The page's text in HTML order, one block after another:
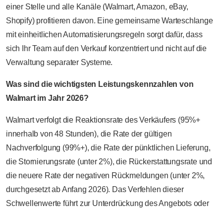
einer Stelle und alle Kanäle (Walmart, Amazon, eBay,
Shopify) profitieren davon. Eine gemeinsame Warteschlange
mit einheitlichen Automatisierungsregeln sorgt dafür, dass
sich Ihr Team auf den Verkauf konzentriert und nicht auf die
Verwaltung separater Systeme.
Was sind die wichtigsten Leistungskennzahlen von
Walmart im Jahr 2026?
Walmart verfolgt die Reaktionsrate des Verkäufers (95%+
innerhalb von 48 Stunden), die Rate der gültigen
Nachverfolgung (99%+), die Rate der pünktlichen Lieferung,
die Stornierungsrate (unter 2%), die Rückerstattungsrate und
die neuere Rate der negativen Rückmeldungen (unter 2%,
durchgesetzt ab Anfang 2026). Das Verfehlen dieser
Schwellenwerte führt zur Unterdrückung des Angebots oder